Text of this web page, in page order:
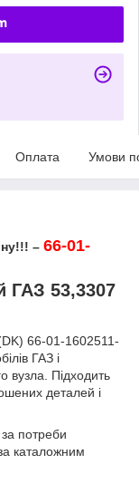
Оплата Умови
– 66-01-
ГАЗ 53,3307
66-01-1602511-
ГАЗ і
вузла. Підходить
деталей і
потреби
каталожним